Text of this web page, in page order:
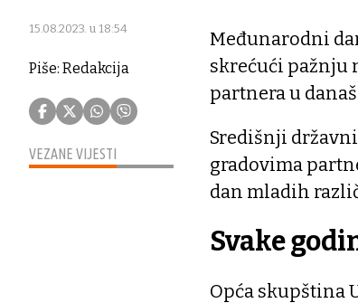
15.08.2023. u 18:54
Piše: Redakcija
VEZANE VIJESTI
Međunarodni
skrećući pažnju
partnera u
Središnji
gradovima
dan mladih
Svake
Opća skupština